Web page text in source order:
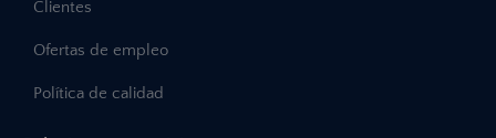
Clientes
Ofertas de empleo
Política de calidad